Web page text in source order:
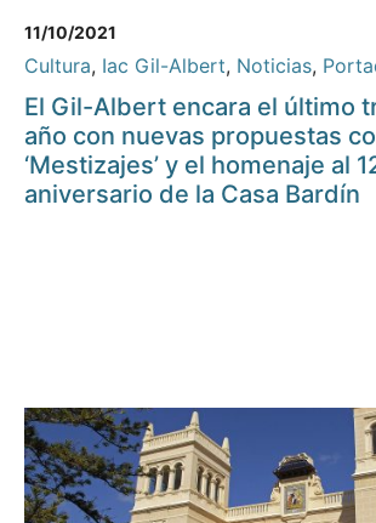
11/10/2021
Cultura, Iac Gil-Albert, Noticias,
El Gil-Albert encara el último
año con nuevas propuestas
‘Mestizajes’ y el homenaje al
aniversario de la Casa Bardín